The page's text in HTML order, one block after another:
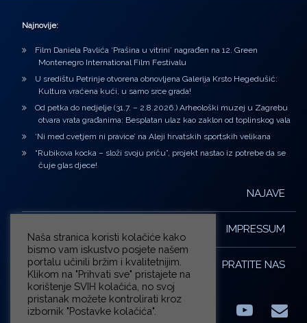
Najnovije:
Film Daniela Pavlića ‘Prašina u vitrini’ nagrađen na 12. Green
Montenegro International Film Festivalu
U središtu Petrinje otvorena obnovljena Galerija Krsto Hegedušić:
Kultura vraćena kući, u samo srce grada!
Od petka do nedjelje (31.7. – 2.8.2026.) Arheološki muzej u Zagrebu
otvara vrata građanima: Besplatan ulaz kao zaklon od toplinskog vala
‘Ni med cvetjem ni pravice’ na Aleji hrvatskih sportskih velikana
“Rubikova kocka – složi svoju priču”, projekt nastao iz potrebe da se
čuje glas djece!
NAJAVE
IMPRESSUM
PRATITE NAS
FacebookLinkedIn E-
Naša stranica koristi kolačiće kako
bismo vam iskustvo posjete našem
portalu učinili bržim i kvalitetnijim.
Klikom na "Prihvati sve" pristajete na
korištenje SVIH kolačića, no svoj
pristanak možete kontrolirati kroz
izbornik "Postavke kolačića".